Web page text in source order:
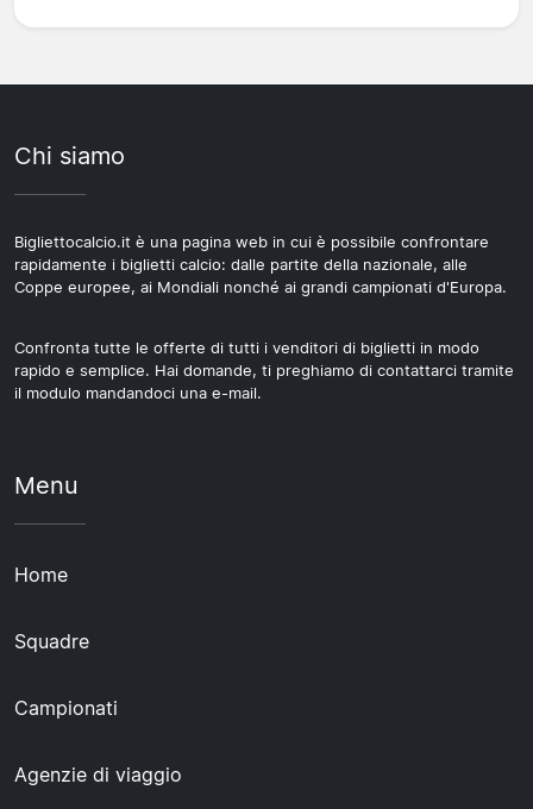
Chi siamo
Bigliettocalcio.it è una pagina web in cui è possibile confrontare
rapidamente i biglietti calcio: dalle partite della nazionale, alle
Coppe europee, ai Mondiali nonché ai grandi campionati d'Europa.
Confronta tutte le offerte di tutti i venditori di biglietti in modo
rapido e semplice. Hai domande, ti preghiamo di contattarci tramite
il modulo mandandoci una e-mail.
Menu
Home
Squadre
Campionati
Agenzie di viaggio